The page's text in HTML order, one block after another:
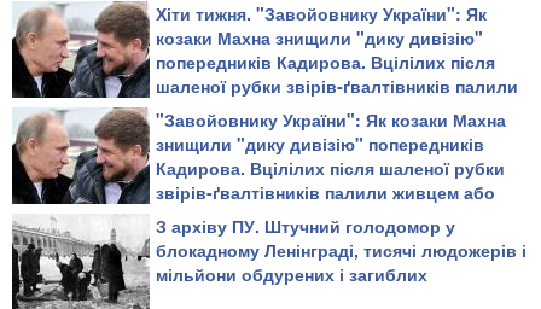
Хіти тижня. "Завойовнику України": Як
козаки Махна знищили "дику дивізію"
попередників Кадирова. Вцілілих після
шаленої рубки звірів-ґвалтівників палили
живцем або повільно рубали на дрібні
шматки
"Завойовнику України": Як козаки Махна
знищили "дику дивізію" попередників
Кадирова. Вцілілих після шаленої рубки
звірів-ґвалтівників палили живцем або
повільно рубали на дрібні шматки
З архіву ПУ. Штучний голодомор у
блокадному Ленінграді, тисячі людожерів і
мільйони обдурених і загиблих